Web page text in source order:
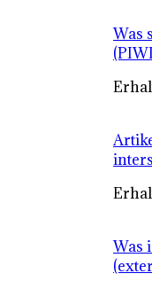
Was
Was